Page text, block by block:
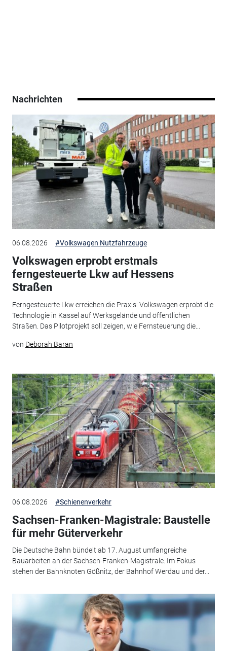
Nachrichten
06.08.2026 #Volkswagen Nutzfahrzeuge
Volkswagen erprobt erstmals
ferngesteuerte Lkw auf Hessens
Straßen
Ferngesteuerte Lkw erreichen die Praxis: Volkswagen erprobt die
Technologie in Kassel auf Werksgelände und öffentlichen
Straßen. Das Pilotprojekt soll zeigen, wie Fernsteuerung die...
von Deborah Baran
06.08.2026 #Schienenverkehr
Sachsen-Franken-Magistrale: Baustelle
für mehr Güterverkehr
Die Deutsche Bahn bündelt ab 17. August umfangreiche
Bauarbeiten an der Sachsen-Franken-Magistrale. Im Fokus
stehen der Bahnknoten Gößnitz, der Bahnhof Werdau und der...